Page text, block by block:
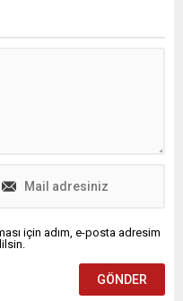
için adım, e-posta adresim